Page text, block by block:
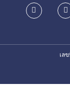
เล